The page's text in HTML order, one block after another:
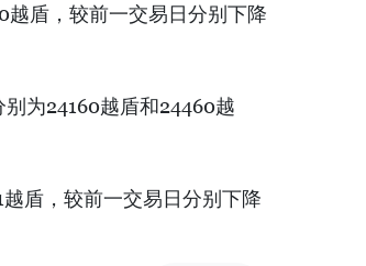
盾，较前一交易日分别下降
为24160越盾和24460越
盾，较前一交易日分别下降